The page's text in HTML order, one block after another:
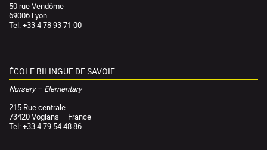
50 rue Vendôme
69006 Lyon
Tel: +33 4 78 93 71 00
ÉCOLE BILINGUE DE SAVOIE
Nursery – Elementary
215 Rue centrale
73420 Voglans – France
Tel: +33 4 79 54 48 86